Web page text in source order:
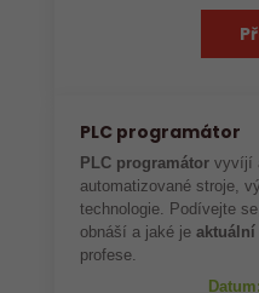
PLC programátor
PLC programátor vyvíjí
automatizované stroje,
technologie. Podívejte
obnáší a jaké je aktuální
profese.